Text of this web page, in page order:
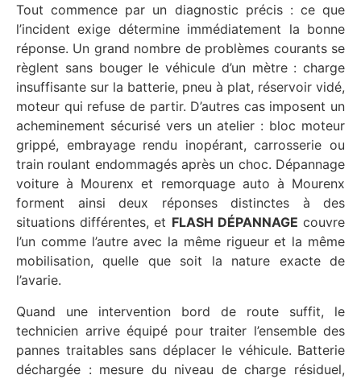
Tout commence par un diagnostic précis : ce que
l’incident exige détermine immédiatement la bonne
réponse. Un grand nombre de problèmes courants se
règlent sans bouger le véhicule d’un mètre : charge
insuffisante sur la batterie, pneu à plat, réservoir vidé,
moteur qui refuse de partir. D’autres cas imposent un
acheminement sécurisé vers un atelier : bloc moteur
grippé, embrayage rendu inopérant, carrosserie ou
train roulant endommagés après un choc. Dépannage
voiture à Mourenx et remorquage auto à Mourenx
forment ainsi deux réponses distinctes à des
situations différentes, et FLASH DÉPANNAGE couvre
l’un comme l’autre avec la même rigueur et la même
mobilisation, quelle que soit la nature exacte de
l’avarie.
Quand une intervention bord de route suffit, le
technicien arrive équipé pour traiter l’ensemble des
pannes traitables sans déplacer le véhicule. Batterie
déchargée : mesure du niveau de charge résiduel,